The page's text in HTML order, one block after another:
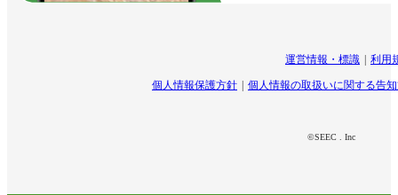
運営情報・標識 利用
個人情報保護方針 個人情報の取扱いに関する告
©SEEC . Inc